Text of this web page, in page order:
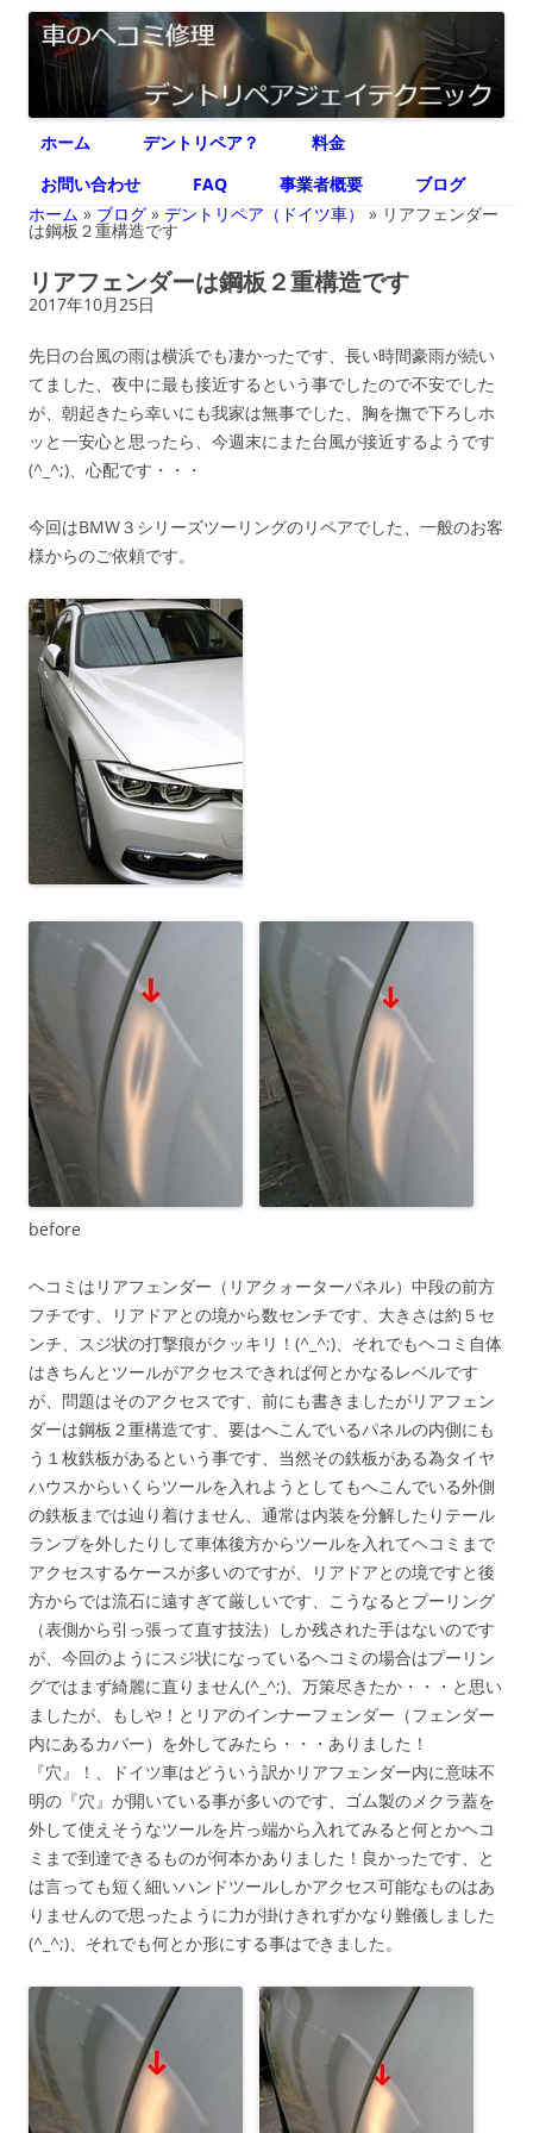
デントリペア ジェイテクニック
車のヘコミ修理専門 神奈川県横浜市 デントリペア ジェイテクニック
ン
ツ
へ
ス
プ
ホーム デントリペア？
料金
お問い合わせ
FAQ 事業者概要
ブログ
ホーム » ブログ » デントリペア（ドイツ車） » リアフェンダー
は鋼板２重構造です
リアフェンダーは鋼板２重構造です
2017年10月25日
先日の台風の雨は横浜でも凄かったです、長い時間豪雨が続い
てました、夜中に最も接近するという事でしたので不安でした
が、朝起きたら幸いにも我家は無事でした、胸を撫で下ろしホ
ッと一安心と思ったら、今週末にまた台風が接近するようです
(^_^;)、心配です・・・
今回はBMW３シリーズツーリングのリペアでした、一般のお客
様からのご依頼です。
before
ヘコミはリアフェンダー（リアクォーターパネル）中段の前方
フチです、リアドアとの境から数センチです、大きさは約５セ
ンチ、スジ状の打撃痕がクッキリ！(^_^;)、それでもヘコミ自体
はきちんとツールがアクセスできれば何とかなるレベルです
が、問題はそのアクセスです、前にも書きましたがリアフェン
ダーは鋼板２重構造です、要はへこんでいるパネルの内側にも
う１枚鉄板があるという事です、当然その鉄板がある為タイヤ
ハウスからいくらツールを入れようとしてもへこんでいる外側
の鉄板までは辿り着けません、通常は内装を分解したりテール
ランプを外したりして車体後方からツールを入れてヘコミまで
アクセスするケースが多いのですが、リアドアとの境ですと後
方からでは流石に遠すぎて厳しいです、こうなるとプーリング
（表側から引っ張って直す技法）しか残された手はないのです
が、今回のようにスジ状になっているヘコミの場合はプーリン
グではまず綺麗に直りません(^_^;)、万策尽きたか・・・と思い
ましたが、もしや！とリアのインナーフェンダー（フェンダー
内にあるカバー）を外してみたら・・・ありました！
『穴』！、ドイツ車はどういう訳かリアフェンダー内に意味不
明の『穴』が開いている事が多いのです、ゴム製のメクラ蓋を
外して使えそうなツールを片っ端から入れてみると何とかヘコ
ミまで到達できるものが何本かありました！良かったです、と
は言っても短く細いハンドツールしかアクセス可能なものはあ
りませんので思ったように力が掛けきれずかなり難儀しました
(^_^;)、それでも何とか形にする事はできました。